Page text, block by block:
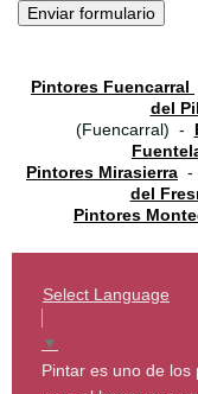
Pintores Fuencarral
del
(Fuencarral) -
Pintores Mirasierra -
del
Pintores
Select Language
▼
Pintar es uno de